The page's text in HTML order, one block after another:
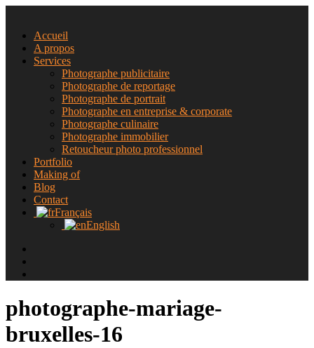
Accueil
A propos
Services
Photographe publicitaire
Photographe de reportage
Photographe de portrait
Photographe en entreprise & corporate
Photographe culinaire
Photographe immobilier
Retoucheur photo professionnel
Portfolio
Making of
Blog
Contact
Français
English
photographe-mariage-
bruxelles-16